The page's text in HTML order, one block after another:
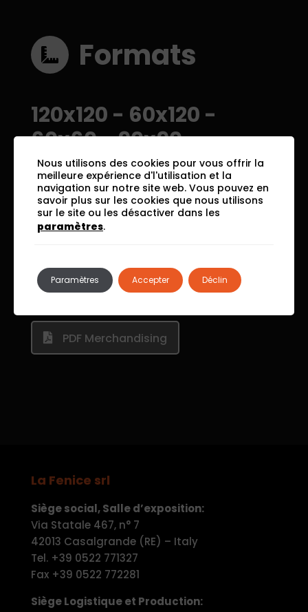
Formats
120x120 - 60x120 -
60x60-90x90
Download
Area
PDF Catalogue
PDF Merchandising
La Fenice srl
Siège social, Salle d’exposition:
Via Statale 467, n° 7
42013 Casalgrande (RE) – Italy
Tel. +39 0522 771327
Fax +39 0522 772281
Siège Logistique et Production:
Nous utilisons des cookies pour vous offrir la
meilleure expérience d'l'utilisation et la
navigation sur notre site web. Vous pouvez en
savoir plus sur les cookies que nous utilisons
sur le site ou les désactiver dans les
paramètres.
Accepter Déclin
Paramètres